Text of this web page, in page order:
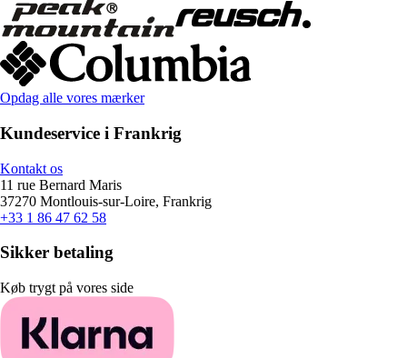
Opdag alle vores mærker
Kundeservice i Frankrig
Kontakt os
11 rue Bernard Maris
37270 Montlouis-sur-Loire, Frankrig
+33 1 86 47 62 58
Sikker betaling
Køb trygt på vores side